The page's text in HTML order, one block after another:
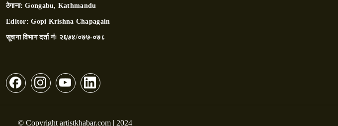
ठेगाना:Gongabu, Kathmandu
Editor:Gopi Krishna Chapagain
सूचना विभाग दर्ता नंः २६७४/०७७-०७८
© Copyright artistkhabar.com | 2024